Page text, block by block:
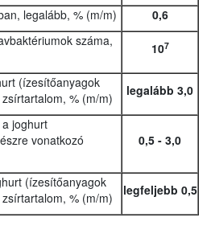
legalább, % (m/m)
0,6
száma,
107
(ízesítőanyagok
% (m/m)
legalább 3,0
a joghurt
vonatkozó
0,5 - 3,0
(ízesítőanyagok
% (m/m)
legfeljebb 0,5